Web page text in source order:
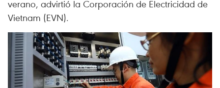
verano, advirtió la Corporación de Electricidad de
Vietnam (EVN).